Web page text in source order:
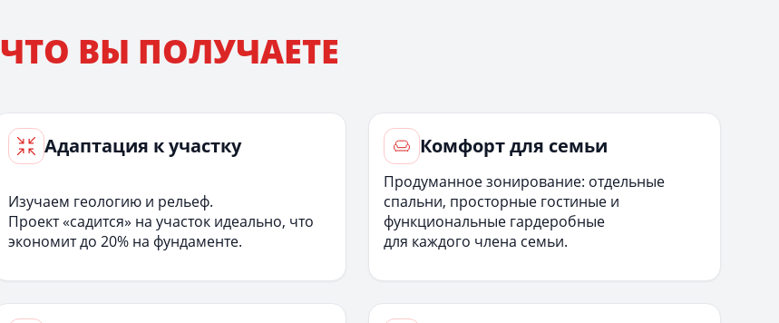
ЧТО ВЫ ПОЛУЧАЕТЕ
Адаптация к участку
Изучаем геологию и рельеф.
Проект «садится» на участок идеально, что
экономит до 20% на фундаменте.
Комфорт для семьи
Продуманное зонирование: отдельные
спальни, просторные гостиные и
функциональные гардеробные
для каждого члена семьи.